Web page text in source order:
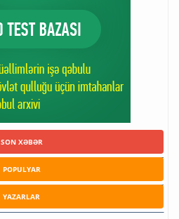
SON XƏBƏR
POPULYAR
YAZARLAR